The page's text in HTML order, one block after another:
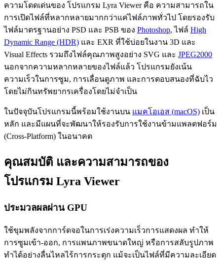
ความโดดเด่นของ โปรแกรม Lyra Viewer คือ ความสามารถใน
การเปิดไฟล์ที่หลากหลายมากกว่าแค่ไฟล์ภาพทั่วไป โดยรองรับ
ไฟล์มาตรฐานอย่าง PSD และ PSB ของ Photoshop, ไฟล์ High
Dynamic Range (HDR) และ EXR ที่ใช้บ่อยในงาน 3D และ
Visual Effects รวมถึงไฟล์คุณภาพสูงอย่าง SVG และ JPEG2000
นอกจากความหลากหลายของไฟล์แล้ว โปรแกรมยังเน้น
ความเร็วในการซูม, การเลื่อนดูภาพ และการตอบสนองที่ฉับไว
โดยไม่กินทรัพยากรเครื่องโดยไม่จำเป็น
ในปัจจุบันโปรแกรมนี้พร้อมใช้งานบน แมคโอเอส (macOS) เป็น
หลัก และมีแผนที่จะพัฒนาให้รองรับการใช้งานข้ามแพลตฟอร์ม
(Cross-Platform) ในอนาคต
คุณสมบัติ และความสามารถของ
โปรแกรม Lyra Viewer
ประมวลผลผ่าน GPU
ใช้ขุมพลังจากการ์ดจอในการเร่งความเร็วการแสดงผล ทำให้
การซูมเข้า-ออก, การแพนภาพขนาดใหญ่ หรือการสลับรูปภาพ
ทำได้อย่างลื่นไหลไร้การกระตุก แม้จะเป็นไฟล์ที่มีความละเอียด